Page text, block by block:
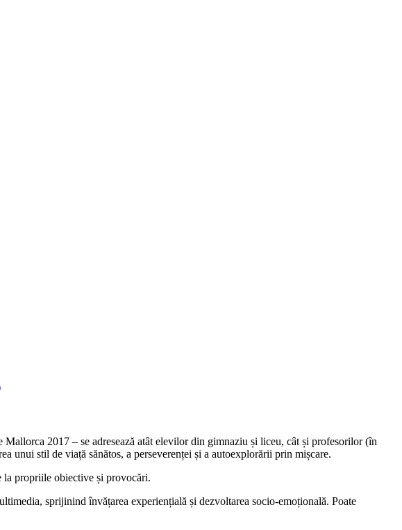
2017 – se adresează atât elevilor din gimnaziu și liceu, cât și profesorilor (în
unui stil de viață sănătos, a perseverenței și a autoexplorării prin mișcare.
la propriile obiective și provocări.
sprijinind învățarea experiențială și dezvoltarea socio-emoțională. Poate